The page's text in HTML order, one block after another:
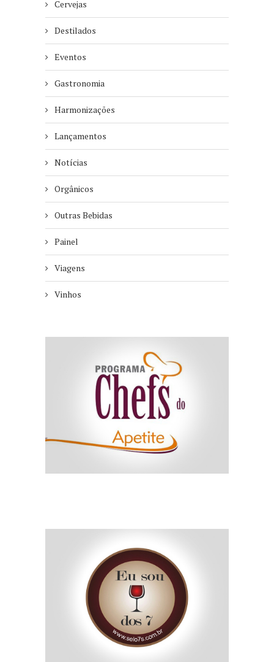
Cervejas
Destilados
Eventos
Gastronomia
Harmonizações
Lançamentos
Notícias
Orgânicos
Outras Bebidas
Painel
Viagens
Vinhos